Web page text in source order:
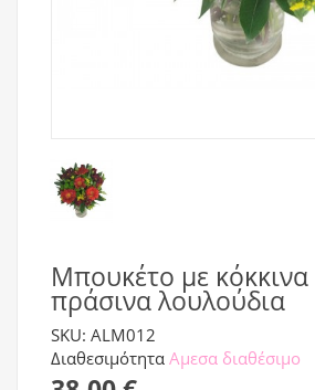
Μπουκέτο με κόκκινα
πράσινα λουλούδια
SKU: ALM012
Διαθεσιμότητα Αμεσα διαθέσιμο